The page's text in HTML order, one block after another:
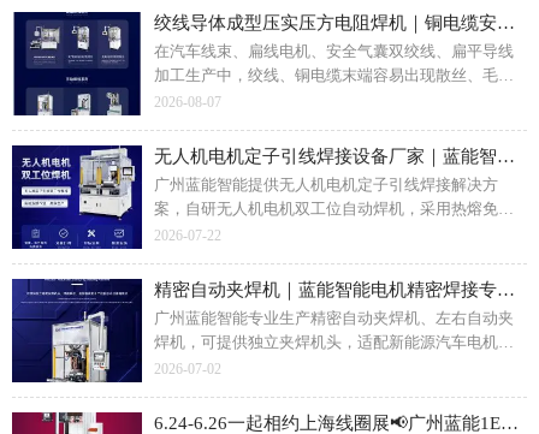
绞线导体成型压实压方电阻焊机｜铜电缆安全气囊线束压方焊接解决方案
在汽车线束、扁线电机、安全气囊双绞线、扁平导线
加工生产中，绞线、铜电缆末端容易出现散丝、毛
刺、扫帚头现象，直接影响后道端子焊接、接头拼接
工艺，可将电缆绞线末端精密压实成方形、长方形截
面，做到无间隙、少毛刺，适配多规格线缆加工。广
州蓝能智能装备提供全自动、手动多系列压方压实焊
接设备，覆盖铜电缆、双绞线安全气囊线、扁平导线
导体等多种工件的末端成型压实焊接加工需求。
2026-08-07
无人机电机定子引线焊接设备厂家｜蓝能智能双工位自动焊机一站式焊接解决方案
广州蓝能智能提供无人机电机定子引线焊接解决方
案，自研无人机电机双工位自动焊机，采用热熔免脱
漆工艺，实现定子漆包线自动化焊接。双工位交替作
服务。支持试样打样、设备非标定制，适配航拍、植
保、载重各类无人机无刷电机生产，面向电机制造企
业提供稳定可靠的精密焊接设备。
2026-07-22
精密自动夹焊机｜蓝能智能电机精密焊接专用设备
广州蓝能智能专业生产精密自动夹焊机、左右自动夹
焊机，可提供独立夹焊机头，适配新能源汽车电机、
无人机定子、漆包线、U/Y 端子、汽车电子水泵焊
接，免费打样、非标定制，提供检测报告。
2026-07-02
6.24-6.26一起相约上海线圈展📢广州蓝能1E31展位恭候莅临！